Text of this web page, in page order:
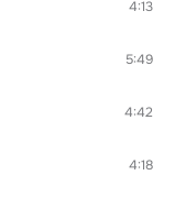
4:13
5:49
4:42
4:18